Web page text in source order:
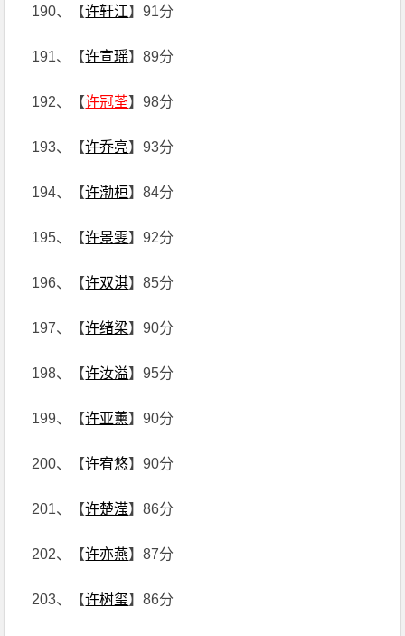
190、【许轩江】91分
191、【许宣瑶】89分
192、【许冠荃】98分
193、【许乔亮】93分
194、【许渤桓】84分
195、【许景雯】92分
196、【许双淇】85分
197、【许绪梁】90分
198、【许汝溢】95分
199、【许亚薰】90分
200、【许宥悠】90分
201、【许楚滢】86分
202、【许亦燕】87分
203、【许树玺】86分